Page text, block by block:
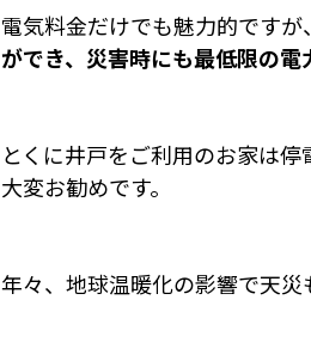
電気料金だけでも魅力的ですが、
ができ、災害時にも最低限の
とくに井戸をご利用のお家は
大変お勧めです。
年々、地球温暖化の影響で天災